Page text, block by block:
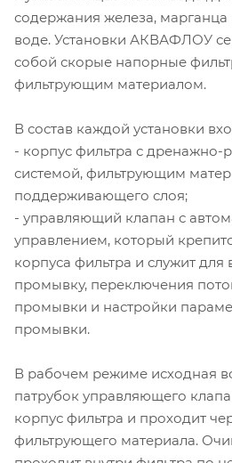
содержания железа,
воде. Установки АКВАФЛОУ
собой скорые напорные
фильтрующим материалом.
В состав каждой установки
- корпус фильтра с дренажно-
системой, фильтрующим
поддерживающего слоя;
- управляющий клапан с
управлением, который
корпуса фильтра и служит для
промывку, переключения
промывки и настройки
промывки.
В рабочем режиме исходная
патрубок управляющего
корпус фильтра и проходит
фильтрующего материала.